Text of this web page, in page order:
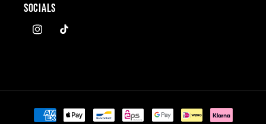
SOCIALS
InstagramTikTok
Zahlungsmethoden